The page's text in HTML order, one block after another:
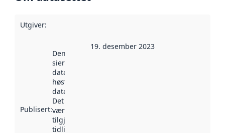
Utgiver:
Publisert:
Denne datoen
sier når
datasettet ble
høstet av
data.norge.no.
Det kan ha
vært
tilgjengelig
tidligere
19. desember 2023